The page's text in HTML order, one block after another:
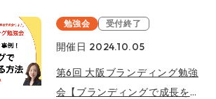
勉強会 受付終了
開催日 2024.10.05
第6回 大阪ブランディング勉強
会【ブランディングで成長を加